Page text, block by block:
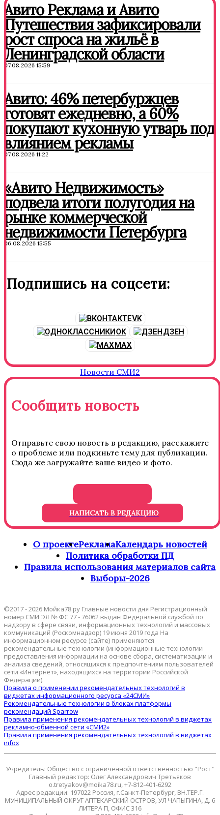
Авито Реклама и Авито
Путешествия зафиксировали
рост спроса на жильё в
Ленинградской области
07.08.2026 15:59
Авито: 46% петербуржцев
готовят ежедневно, а 60%
покупают кухонную утварь под
влиянием рекламы
07.08.2026 11:22
«Авито Недвижимость»
подвела итоги полугодия на
рынке коммерческой
недвижимости Петербурга
06.08.2026 15:55
Подпишись на соцсети:
VK
OK
ДЗЕН
MAX
Новости СМИ2
Сообщить новость
Отправьте свою новость в редакцию, расскажите
о проблеме или подкиньте тему для публикации.
Сюда же загружайте ваше видео и фото.
НАПИСАТЬ В РЕДАКЦИЮ
О проектеРекламаКалендарь новостей
Политика обработки ПД
Правила использования материалов сайта
Выборы-2026
©2017 - 2026 Мойка78.ру Главные новости дня Регистрационный
номер СМИ ЭЛ № ФС 77 - 76062 выдан Федеральной службой по
надзору в сфере связи, информационных технологий и массовых
коммуникаций (Роскомнадзор) 19 июня 2019 года На
информационном ресурсе (сайте) применяются
рекомендательные технологии (информационные технологии
предоставления информации на основе сбора, систематизации и
анализа сведений, относящихся к предпочтениям пользователей
сети «Интернет», находящихся на территории Российской
Федерации).
Правила о применении рекомендательных технологий в
виджетах информационного ресурса «24СМИ»
Рекомендательные технологии в блоках платформы
рекомендаций Sparrow
Правила применения рекомендательных технологий в виджетах
рекламно-обменной сети «СМИ2»
Правила применения рекомендательных технологий в виджетах
infox
Учредитель: Общество с ограниченной ответственностью "Рост"
Главный редактор: Олег Александрович Третьяков
o.tretyakov@moika78.ru, +7-812-401-6292
Адрес редакции: 197022 Россия, г.Санкт-Петербург, ВН.ТЕР.Г.
МУНИЦИПАЛЬНЫЙ ОКРУГ АПТЕКАРСКИЙ ОСТРОВ, УЛ ЧАПЫГИНА, Д. 6
ЛИТЕРА П, ОФИС 316